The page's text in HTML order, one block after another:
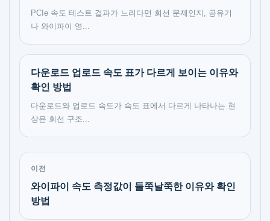
PCIe 속도 테스트 결과가 느리다면 회선 문제인지, 공유기
나 와이파이 영...
다운로드 업로드 속도 표가 다르게 보이는 이유와
확인 방법
다운로드와 업로드 속도가 속도 표에서 다르게 나타나는 현
상은 회선 구조...
이전
와이파이 속도 측정값이 들쭉날쭉한 이유와 확인
방법